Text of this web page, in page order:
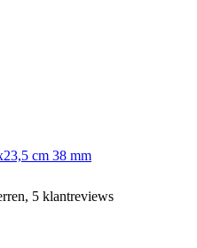
cm 38 mm
5 klantreviews